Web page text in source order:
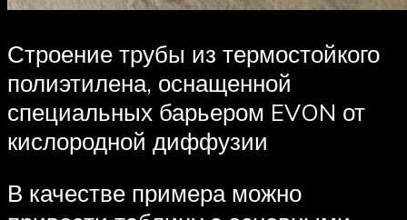
Строение трубы из термостойкого
полиэтилена, оснащенной
специальных барьером EVON от
кислородной диффузии
В качестве примера можно